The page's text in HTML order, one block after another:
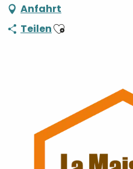
Anfahrt
TeilenAjouter aux favoris